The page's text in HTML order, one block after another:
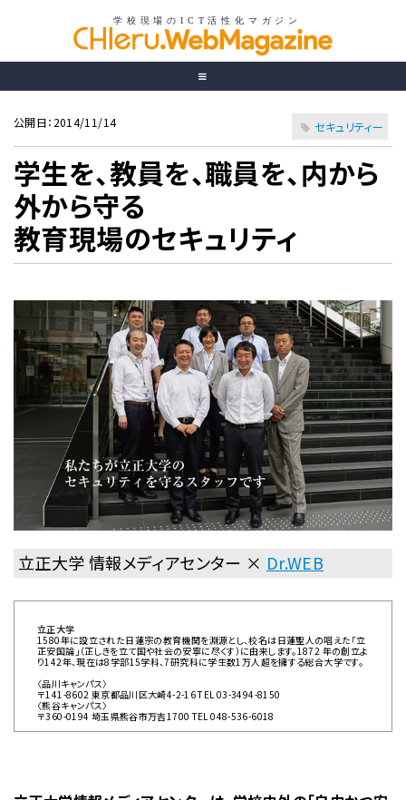
公開日：2014/11/14 セキュリティー
学生を、教員を、職員を、内から
外から守る
教育現場のセキュリティ
立正大学 情報メディアセンター × Dr.WEB
立正大学
1580年に設立された日蓮宗の教育機関を淵源とし、校名は日蓮聖人の唱えた「立
正安国論」（正しきを立て国や社会の安寧に尽くす）に由来します。1872 年の創立よ
り142年、現在は8学部15学科、7研究科に学生数1万人超を擁する総合大学です。
〈品川キャンパス〉
〒141-8602 東京都品川区大崎4-2-16 TEL 03-3494-8150
〈熊谷キャンパス〉
〒360-0194 埼玉県熊谷市万吉1700 TEL 048-536-6018